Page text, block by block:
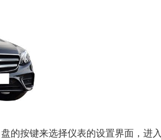
的按键来选择仪表的设置界面，进入